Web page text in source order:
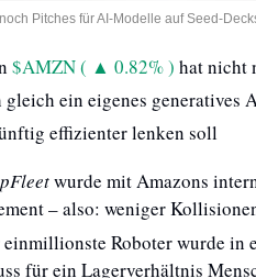
Pitches für AI-Modelle auf Seed-
$AMZN ( ▲ 0.82% ) hat nicht
gleich ein eigenes
effizienter lenken soll
wurde mit Amazons
– also: weniger
einmillionste Roboter wurde in
für ein Lagerverhältnis